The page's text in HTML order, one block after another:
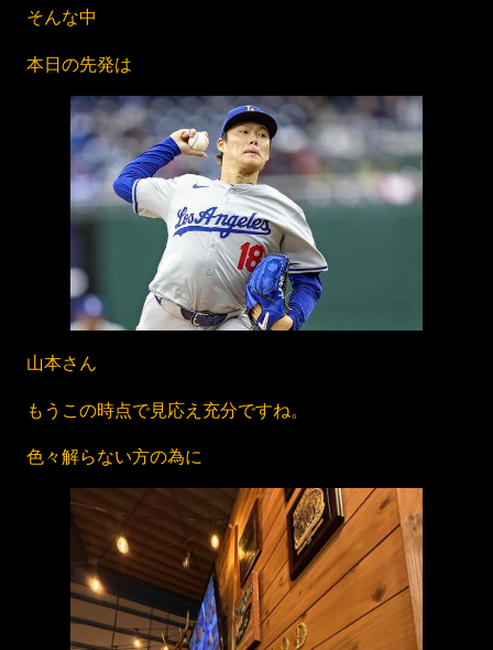
そんな中
本日の先発は
山本さん
もうこの時点で見応え充分ですね。
色々解らない方の為に